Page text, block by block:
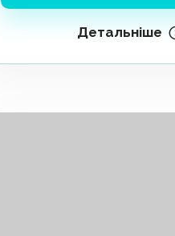
Детальніше